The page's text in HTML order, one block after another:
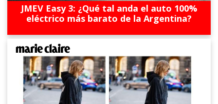
JMEV Easy 3: ¿Qué tal anda el auto 100%
eléctrico más barato de la Argentina?